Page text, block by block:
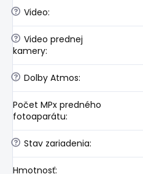
? Video:
? Video prednej
kamery:
? Dolby Atmos:
Počet MPx predného
fotoaparátu:
? Stav zariadenia:
Hmotnosť: